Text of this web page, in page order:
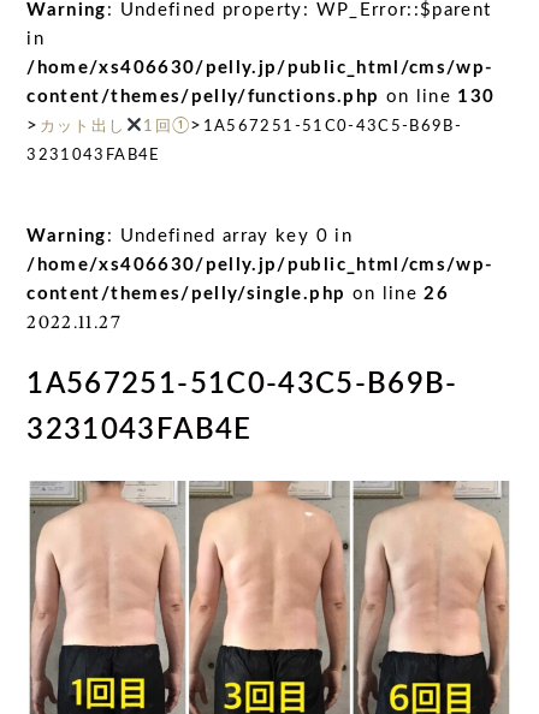
Warning : Undefined property: WP_Error::$parent
in
/home/xs406630/pelly.jp/public_html/cms/wp-
content/themes/pelly/functions.php on line 130
> カット出し 1回①> 1A567251-51C0-43C5-B69B-
3231043FAB4E
Warning : Undefined array key 0 in
/home/xs406630/pelly.jp/public_html/cms/wp-
content/themes/pelly/single.php on line26
2022.11.27
1A567251-51C0-43C5-B69B-
3231043FAB4E